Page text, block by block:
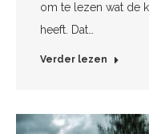
om te lezen wat de
heeft. Dat…
Verder lezen